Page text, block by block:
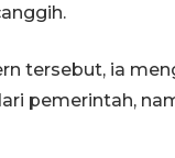
tersebut, ia
pemerintah,